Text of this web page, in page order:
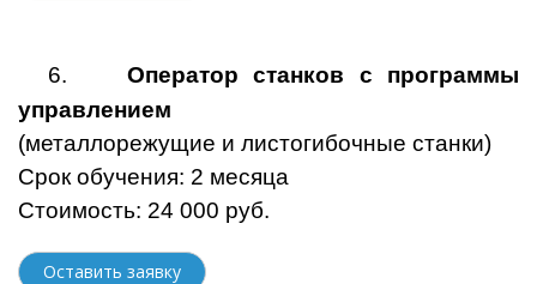
6.
Оператор станков с программы
управлением
(металлорежущие и листогибочные станки)
Срок обучения: 2 месяца
Стоимость: 24 000 руб.
Оставить заявку